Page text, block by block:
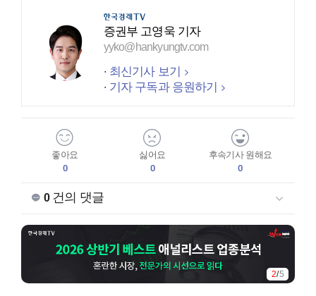
증권부 고영욱 기자
yyko@hankyungtv.com
최신기사 보기
기자 구독과 응원하기
좋아요
0
싫어요
0
후속기사 원해요
0
0건의 댓글
2/5